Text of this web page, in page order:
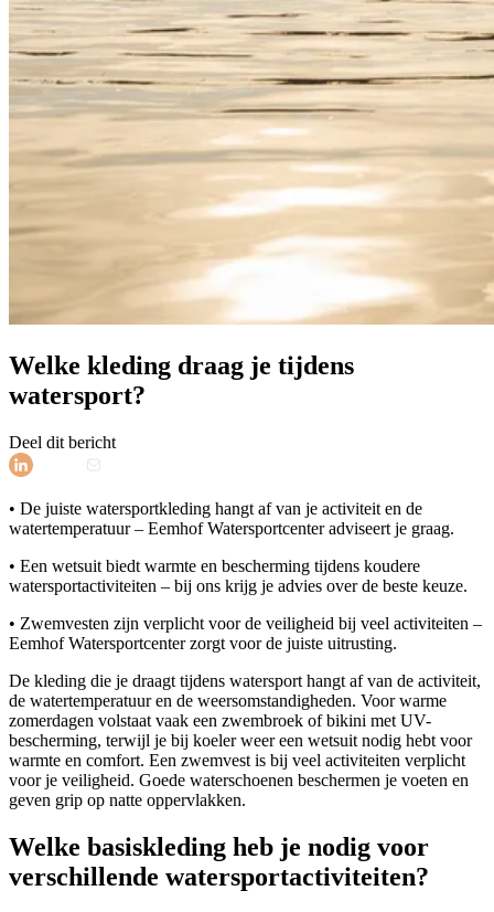
Welke kleding draag je tijdens
watersport?
Deel dit bericht
• De juiste watersportkleding hangt af van je activiteit en de
watertemperatuur – Eemhof Watersportcenter adviseert je graag.
• Een wetsuit biedt warmte en bescherming tijdens koudere
watersportactiviteiten – bij ons krijg je advies over de beste keuze.
• Zwemvesten zijn verplicht voor de veiligheid bij veel activiteiten –
Eemhof Watersportcenter zorgt voor de juiste uitrusting.
De kleding die je draagt tijdens watersport hangt af van de activiteit,
de watertemperatuur en de weersomstandigheden. Voor warme
zomerdagen volstaat vaak een zwembroek of bikini met UV-
bescherming, terwijl je bij koeler weer een wetsuit nodig hebt voor
warmte en comfort. Een zwemvest is bij veel activiteiten verplicht
voor je veiligheid. Goede waterschoenen beschermen je voeten en
geven grip op natte oppervlakken.
Welke basiskleding heb je nodig voor
verschillende watersportactiviteiten?